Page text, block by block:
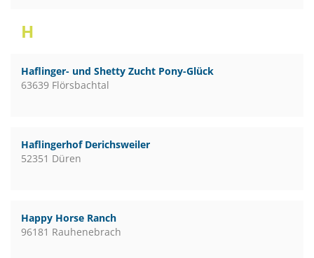
H
Haflinger- und Shetty Zucht Pony-Glück
63639 Flörsbachtal
Haflingerhof Derichsweiler
52351 Düren
Happy Horse Ranch
96181 Rauhenebrach